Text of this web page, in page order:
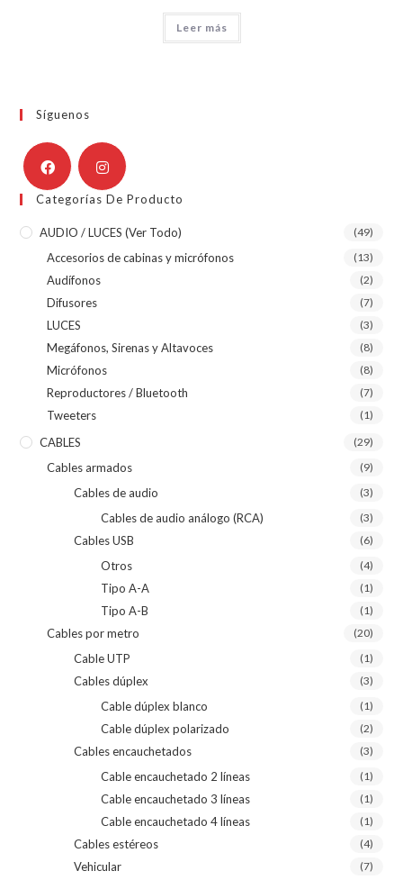
Leer más
Síguenos
Categorías De Producto
AUDIO / LUCES (ver Todo) (49)
Accesorios de cabinas y micrófonos (13)
Audífonos (2)
Difusores (7)
LUCES (3)
Megáfonos, Sirenas y Altavoces (8)
Micrófonos (8)
Reproductores / Bluetooth (7)
Tweeters (1)
CABLES (29)
Cables armados (9)
Cables de audio (3)
Cables de audio análogo (RCA) (3)
Cables USB (6)
Otros (4)
Tipo A-A (1)
Tipo A-B (1)
Cables por metro (20)
Cable UTP (1)
Cables dúplex (3)
Cable dúplex blanco (1)
Cable dúplex polarizado (2)
Cables encauchetados (3)
Cable encauchetado 2 líneas (1)
Cable encauchetado 3 líneas (1)
Cable encauchetado 4 líneas (1)
Cables estéreos (4)
Vehicular (7)